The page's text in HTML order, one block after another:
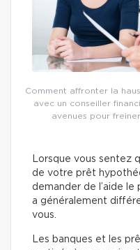
Comment affronter la
avec un conseiller
avenues pour
Lorsque vous sentez
de votre prêt
demander de l’aide le
a généralement
vous.
Les banques et les